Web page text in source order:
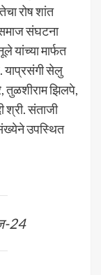
रोष शांत
संघटना
यांच्या मार्फत
याप्रसंगी सेलु
तुळशीराम झिलपे,
संताजी
उपस्थित
24